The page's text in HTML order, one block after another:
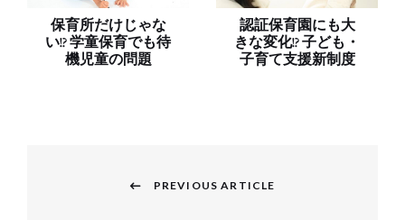
保育所だけじゃな
い!? 学童保育でも待
機児童の問題
認証保育園にも大
きな変化!? 子ども・
子育て支援新制度
PREVIOUS ARTICLE